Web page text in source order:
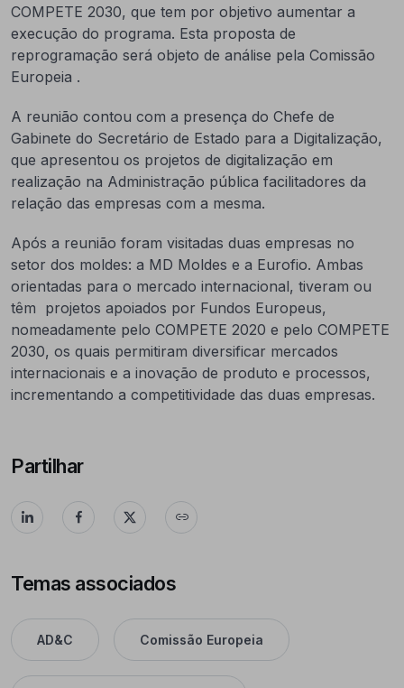
COMPETE 2030, que tem por objetivo aumentar a
execução do programa. Esta proposta de
reprogramação será objeto de análise pela Comissão
Europeia .
A reunião contou com a presença do Chefe de
Gabinete do Secretário de Estado para a Digitalização,
que apresentou os projetos de digitalização em
realização na Administração pública facilitadores da
relação das empresas com a mesma.
Após a reunião foram visitadas duas empresas no
setor dos moldes: a MD Moldes e a Eurofio. Ambas
orientadas para o mercado internacional, tiveram ou
têm projetos apoiados por Fundos Europeus,
nomeadamente pelo COMPETE 2020 e pelo COMPETE
2030, os quais permitiram diversificar mercados
internacionais e a inovação de produto e processos,
incrementando a competitividade das duas empresas.
Partilhar
Temas associados
AD&C Comissão Europeia